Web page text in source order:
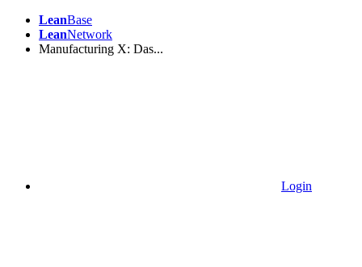
LeanBase
LeanNetwork
Manufacturing X: Das...
Login